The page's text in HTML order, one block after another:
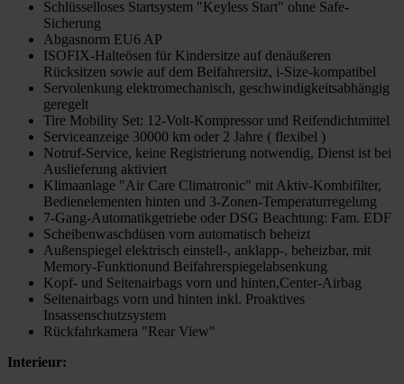
Schlüsselloses Startsystem "Keyless Start" ohne Safe-
Sicherung
Abgasnorm EU6 AP
ISOFIX-Halteösen für Kindersitze auf denäußeren
Rücksitzen sowie auf dem Beifahrersitz, i-Size-kompatibel
Servolenkung elektromechanisch, geschwindigkeitsabhängig
geregelt
Tire Mobility Set: 12-Volt-Kompressor und Reifendichtmittel
Serviceanzeige 30000 km oder 2 Jahre ( flexibel )
Notruf-Service, keine Registrierung notwendig, Dienst ist bei
Auslieferung aktiviert
Klimaanlage "Air Care Climatronic" mit Aktiv-Kombifilter,
Bedienelementen hinten und 3-Zonen-Temperaturregelung
7-Gang-Automatikgetriebe oder DSG Beachtung: Fam. EDF
Scheibenwaschdüsen vorn automatisch beheizt
Außenspiegel elektrisch einstell-, anklapp-, beheizbar, mit
Memory-Funktionund Beifahrerspiegelabsenkung
Kopf- und Seitenairbags vorn und hinten,Center-Airbag
Seitenairbags vorn und hinten inkl. Proaktives
Insassenschutzsystem
Rückfahrkamera "Rear View"
Interieur: